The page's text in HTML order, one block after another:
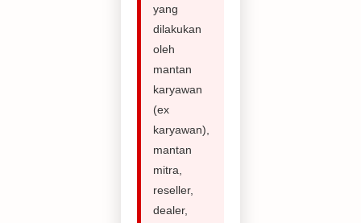
yang
dilakukan
oleh
mantan
karyawan
(ex
karyawan),
mantan
mitra,
reseller,
dealer,